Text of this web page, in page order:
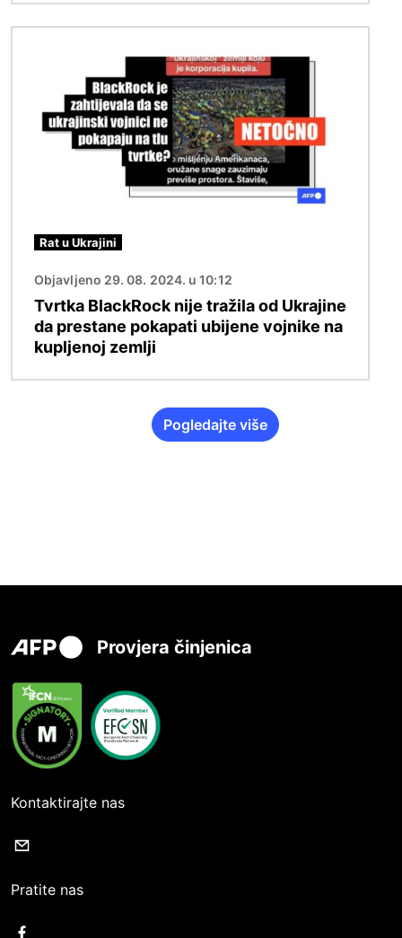
Rat u Ukrajini
Objavljeno 29. 08. 2024. u 10:12
Tvrtka BlackRock nije tražila od Ukrajine
da prestane pokapati ubijene vojnike na
kupljenoj zemlji
Pogledajte više
Provjera činjenica
Kontaktirajte nas
Pratite nas